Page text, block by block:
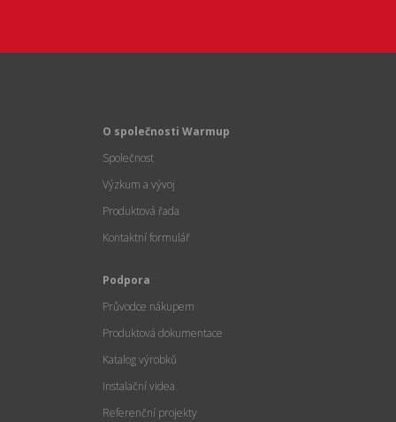
O společnosti Warmup
Společnost
Výzkum a vývoj
Produktová řada
Kontaktní formulář
Podpora
Průvodce nákupem
Produktová dokumentace
Katalog výrobků
Instalační videa
Referenční projekty